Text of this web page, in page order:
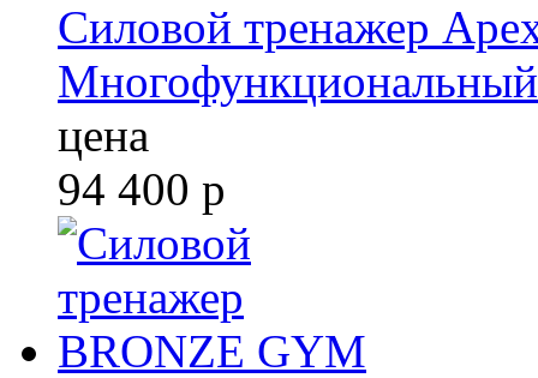
Силовой тренажер
Многофункциональный
цена
94 400 р